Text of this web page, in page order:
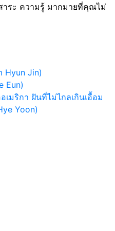
ระ ความรู้ มากมายที่คุณไม่
Hyun Jin)
Eun)
เมริกา ฝันที่ไม่ไกลเกินเอื้อม
Yoon)